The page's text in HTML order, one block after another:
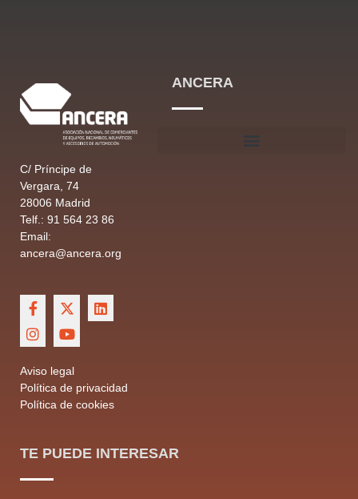
C/ Príncipe de
Vergara, 74
28006 Madrid
Telf.: 91 564 23 86
Email:
ancera@ancera.org
Aviso legal
Política de privacidad
Política de cookies
ANCERA
TE PUEDE INTERESAR